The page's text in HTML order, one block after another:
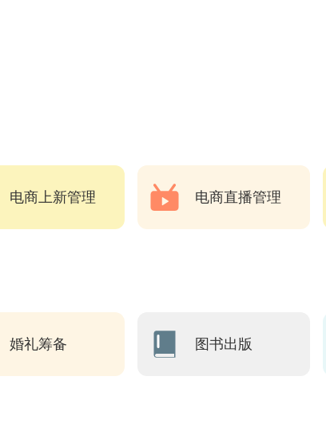
电商上新管理 电商直播管理
婚礼筹备 图书出版